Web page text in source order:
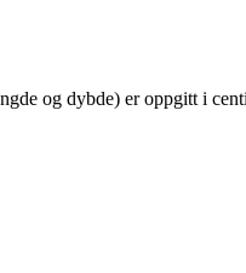
og dybde) er oppgitt i